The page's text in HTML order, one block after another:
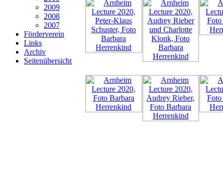
2009
2008
2007
Förderverein
Links
Archiv
Seitenübersicht